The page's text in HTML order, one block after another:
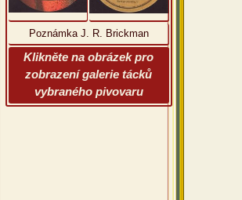
Poznámka J. R. Brickman
Klikněte na obrázek pro
zobrazení galerie tácků
vybraného pivovaru